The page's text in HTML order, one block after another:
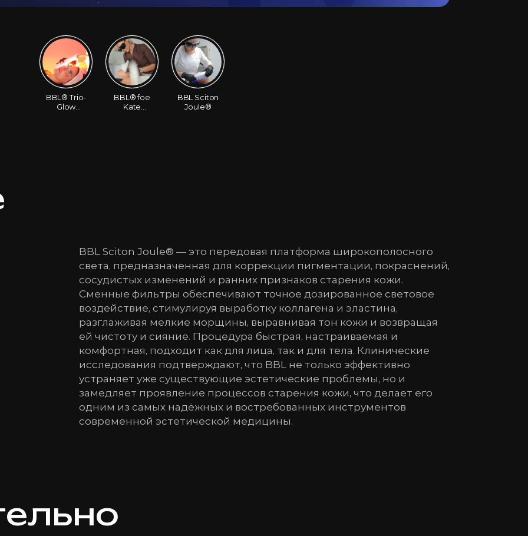
BBL® Trio-
Glow
BBL® foe
Kate
BBL Sciton
Joule®
BBL Sciton Joule® — это передовая платформа широкополосного
света, предназначенная для коррекции пигментации, покраснений,
сосудистых изменений и ранних признаков старения кожи.
Сменные фильтры обеспечивают точное дозированное световое
воздействие, стимулируя выработку коллагена и эластина,
разглаживая мелкие морщины, выравнивая тон кожи и возвращая
ей чистоту и сияние. Процедура быстрая, настраиваемая и
комфортная, подходит как для лица, так и для тела. Клинические
исследования подтверждают, что BBL не только эффективно
устраняет уже существующие эстетические проблемы, но и
замедляет проявление процессов старения кожи, что делает его
одним из самых надёжных и востребованных инструментов
современной эстетической медицины.